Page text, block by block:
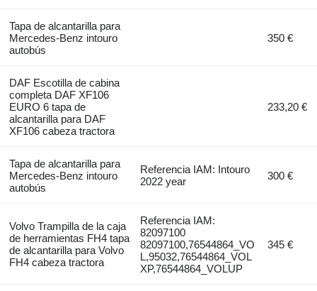
Tapa de alcantarilla para
Mercedes-Benz intouro
autobús
350 €
DAF Escotilla de cabina
completa DAF XF106
EURO 6 tapa de
alcantarilla para DAF
XF106 cabeza tractora
233,20 €
Tapa de alcantarilla para
Mercedes-Benz intouro
autobús
Referencia IAM: Intouro
2022 year
300 €
Volvo Trampilla de la caja
de herramientas FH4 tapa
de alcantarilla para Volvo
FH4 cabeza tractora
Referencia IAM:
82097100
82097100,76544864_VO
L,95032,76544864_VOL
XP,76544864_VOLUP
345 €